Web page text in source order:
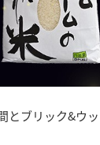
とブリック&ウ